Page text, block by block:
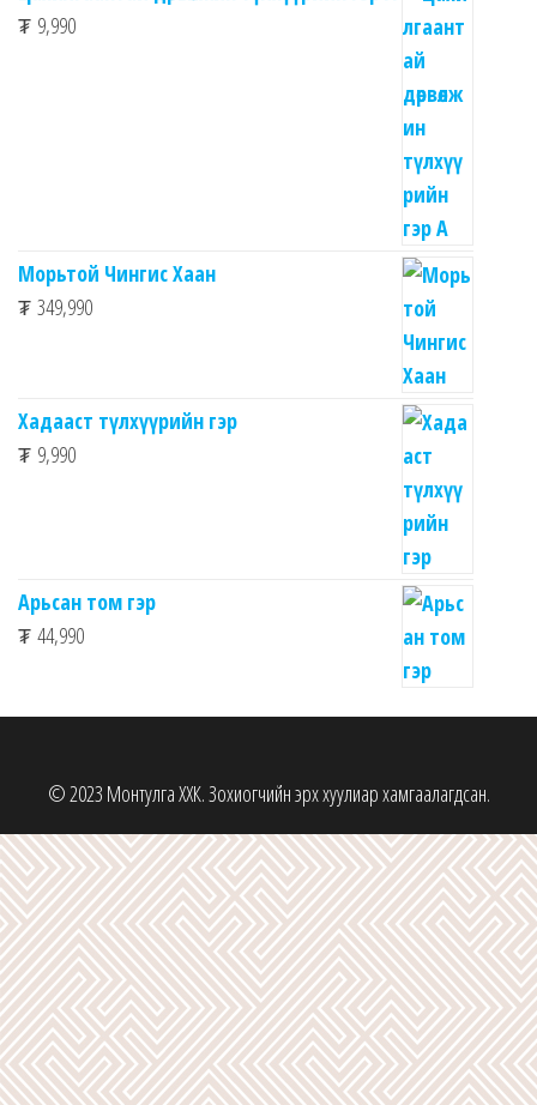
₮ 9,990
Морьтой Чингис Хаан
₮ 349,990
Хадааст түлхүүрийн гэр
₮ 9,990
Арьсан том гэр
₮ 44,990
© 2023 Монтулга ХХК. Зохиогчийн эрх хуулиар хамгаалагдсан.